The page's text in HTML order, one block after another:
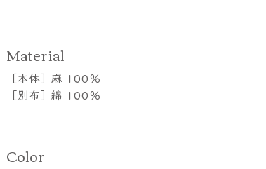
​Material
［本体］麻 100％
［別布］綿 100％
Color